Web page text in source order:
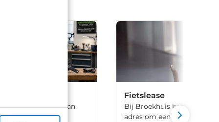
Cannondale's lijn van
lichtgewicht en
Fietslease
Bij Broekhuis ben je aan
adres om een fiets te